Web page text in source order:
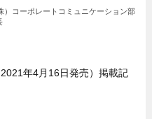
）コーポレートコミュニケーション部
年4月16日発売）掲載記